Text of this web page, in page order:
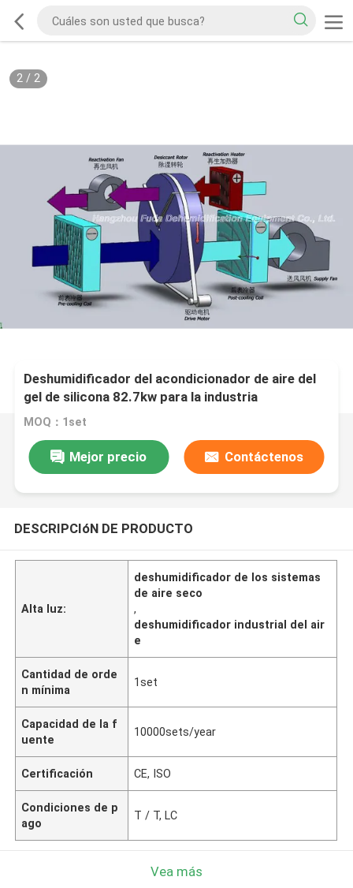
2/ 2
Deshumidificador del acondicionador de aire del
gel de silicona 82.7kw para la industria
farmacéutica
MOQ：1set
Mejor precio Contáctenos
DESCRIPCIóN DE PRODUCTO
Alta luz:
deshumidificador de los sistemas
de aire seco
,
deshumidificador industrial del air
e
Cantidad de orde
n mínima
1set
Capacidad de la f
uente
10000sets/year
Certificación CE, ISO
Condiciones de p
ago
T / T, LC
Vea más